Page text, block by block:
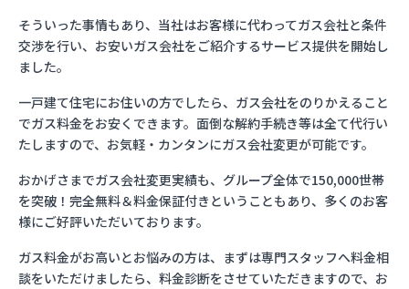
そういった事情もあり、当社はお客様に代わってガス会社と条件
交渉を行い、お安いガス会社をご紹介するサービス提供を開始し
ました。
一戸建て住宅にお住いの方でしたら、ガス会社をのりかえること
でガス料金をお安くできます。面倒な解約手続き等は全て代行い
たしますので、お気軽・カンタンにガス会社変更が可能です。
おかげさまでガス会社変更実績も、グループ全体で150,000世帯
を突破！完全無料＆料金保証付きということもあり、多くのお客
様にご好評いただいております。
ガス料金がお高いとお悩みの方は、まずは専門スタッフへ料金相
談をいただけましたら、料金診断をさせていただきますので、お